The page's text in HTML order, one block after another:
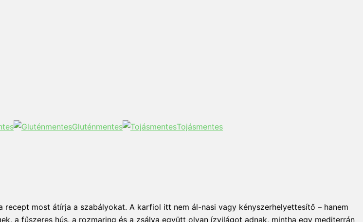
Gluténmentes
Tojásmentes
most átírja a szabályokat. A karfiol itt nem ál-nasi vagy kényszerhelyettesítő – hanem
a fűszeres hús, a rozmaring és a zsálya együtt olyan ízvilágot adnak, mintha egy mediterrán